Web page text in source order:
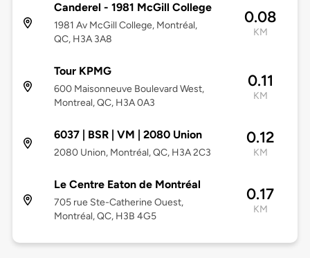
Canderel - 1981 McGill College
1981 Av McGill College, Montréal,
QC, H3A 3A8
0.08
KM
Tour KPMG
600 Maisonneuve Boulevard West,
Montreal, QC, H3A 0A3
0.11
KM
6037 | BSR | VM | 2080 Union
2080 Union, Montréal, QC, H3A 2C3
0.12
KM
Le Centre Eaton de Montréal
705 rue Ste-Catherine Ouest,
Montréal, QC, H3B 4G5
0.17
KM